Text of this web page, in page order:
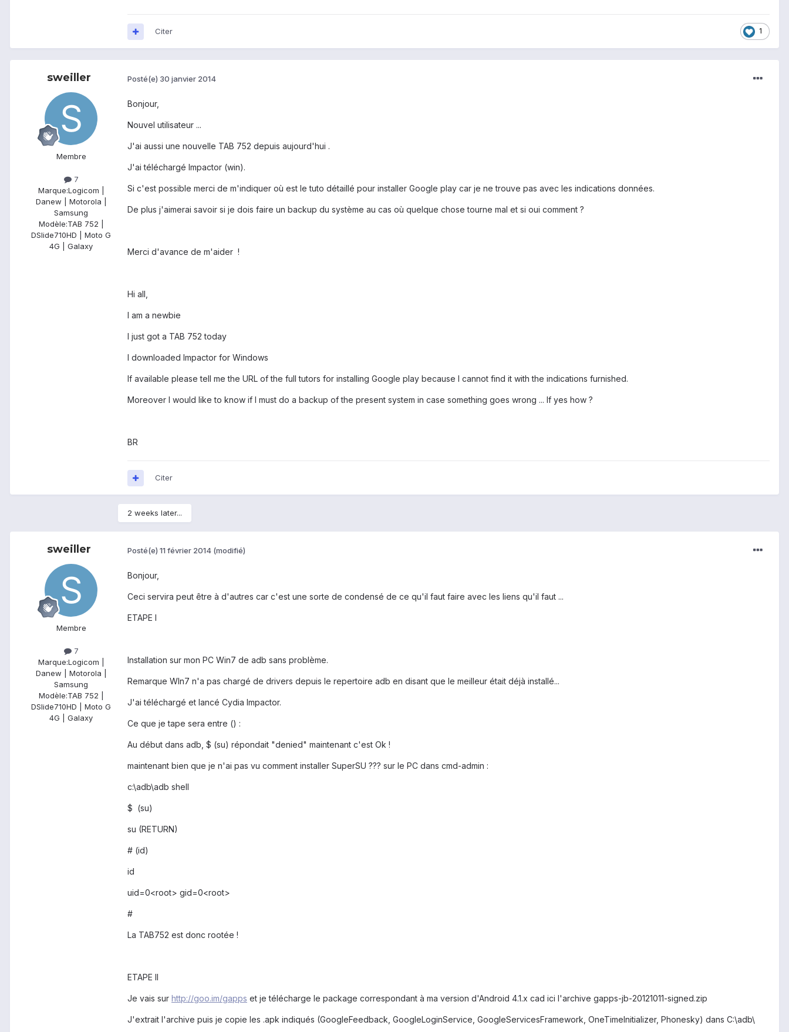
1
Citer
sweiller
Membre
7
Marque:Logicom |
Danew | Motorola |
Samsung
Modèle:TAB 752 |
DSlide710HD | Moto G
4G | Galaxy
Posté(e) 30 janvier 2014
Bonjour,
Nouvel utilisateur ...
J'ai aussi une nouvelle TAB 752 depuis aujourd'hui .
J'ai téléchargé Impactor (win).
Si c'est possible merci de m'indiquer où est le tuto détaillé pour installer Google play car je ne trouve pas avec les indications données.
De plus j'aimerai savoir si je dois faire un backup du système au cas où quelque chose tourne mal et si oui comment ?
Merci d'avance de m'aider !
Hi all,
I am a newbie
I just got a TAB 752 today
I downloaded Impactor for Windows
If available please tell me the URL of the full tutors for installing Google play because I cannot find it with the indications furnished.
Moreover I would like to know if I must do a backup of the present system in case something goes wrong ... If yes how ?
BR
Citer
2 weeks later...
sweiller
Membre
7
Marque:Logicom |
Danew | Motorola |
Samsung
Modèle:TAB 752 |
DSlide710HD | Moto G
4G | Galaxy
Posté(e) 11 février 2014 (modifié)
Bonjour,
Ceci servira peut être à d'autres car c'est une sorte de condensé de ce qu'il faut faire avec les liens qu'il faut ...
ETAPE I
Installation sur mon PC Win7 de adb sans problème.
Remarque WIn7 n'a pas chargé de drivers depuis le repertoire adb en disant que le meilleur était déjà installé...
J'ai téléchargé et lancé Cydia Impactor.
Ce que je tape sera entre () :
Au début dans adb, $ (su) répondait "denied" maintenant c'est Ok !
maintenant bien que je n'ai pas vu comment installer SuperSU ??? sur le PC dans cmd-admin :
c:\adb\adb shell
$ (su)
su (RETURN)
# (id)
id
uid=0<root> gid=0<root>
#
La TAB752 est donc rootée !
ETAPE II
Je vais sur http://goo.im/gapps et je télécharge le package correspondant à ma version d'Android 4.1.x cad ici l'archive gapps-jb-20121011-signed.zip
J'extrait l'archive puis je copie les .apk indiqués (GoogleFeedback, GoogleLoginService, GoogleServicesFramework, OneTimeInitializer, Phonesky) dans C:\adb\